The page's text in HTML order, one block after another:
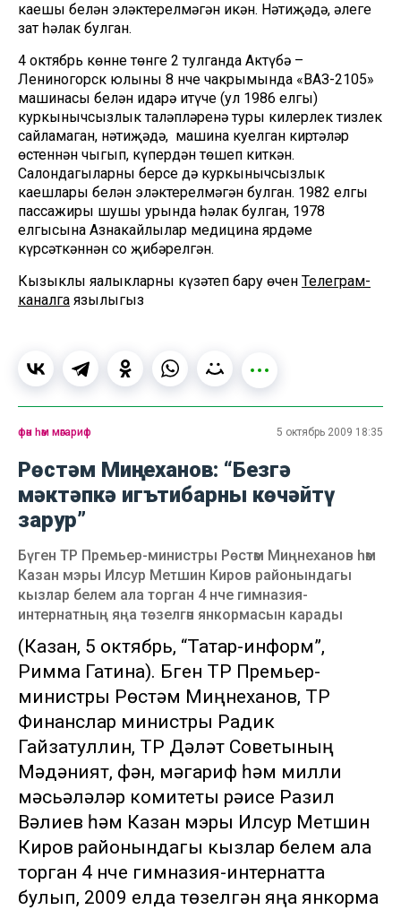
каешы белән эләктерелмәгән икән. Нәтиҗәдә, әлеге
зат һәлак булган.
4 октябрь көнне төнге 2 тулганда Актүбә –
Лениногорск юлының 8 нче чакрымында «ВАЗ-2105»
машинасы белән идарә итүче (ул 1986 елгы)
куркынычсызлык таләпләренә туры килерлек тизлек
сайламаган, нәтиҗәдә, машина куелган киртәләр
өстеннән чыгып, күпердән төшеп киткән.
Салондагыларның берсе дә куркынычсызлык
каешлары белән эләктерелмәгән булган. 1982 елгы
пассажиры шушы урында һәлак булган, 1978
елгысына Азнакайлылар медицина ярдәме
күрсәткәннән соң җибәрелгән.
Кызыклы яңалыкларны күзәтеп бару өчен Телеграм-
каналга язылыгыз
фән һәм мәгариф 5 октябрь 2009 18:35
Рөстәм Миңнеханов: “Безгә
мәктәпкә игътибарны көчәйтү
зарур”
Бүген ТР Премьер-министры Рөстәм Миңнеханов һәм
Казан мэры Илсур Метшин Киров районындагы
кызлар белем ала торган 4 нче гимназия-
интернатның яңа төзелгән янкормасын карады
(Казан, 5 октябрь, “Татар-информ”,
Римма Гатина). Бүген ТР Премьер-
министры Рөстәм Миңнеханов, ТР
Финанслар министры Радик
Гайзатуллин, ТР Дәүләт Советының
Мәдәният, фән, мәгариф һәм милли
мәсьәләләр комитеты рәисе Разил
Вәлиев һәм Казан мэры Илсур Метшин
Киров районындагы кызлар белем ала
торган 4 нче гимназия-интернатта
булып, 2009 елда төзелгән яңа янкорма